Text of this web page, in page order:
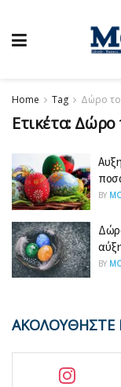
Home Tag Δώρο
Ετικέτα: Δώρο
BY
BY
ΑΚΟΛΟΥΘΗΣΤΕ